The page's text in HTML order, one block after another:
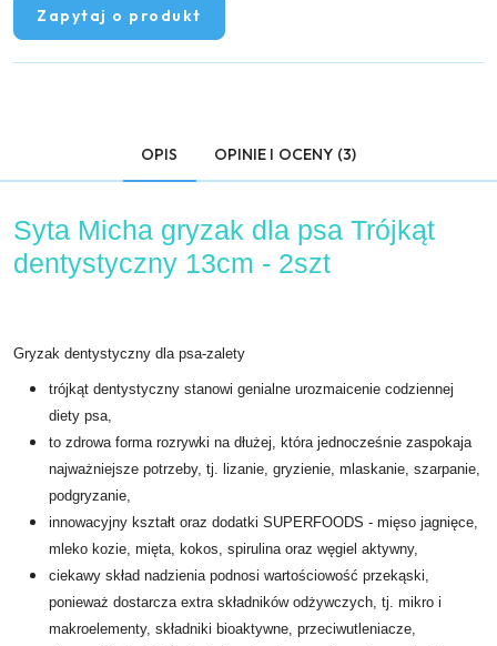
Zapytaj o produkt
OPIS OPINIE I OCENY (3)
Syta Micha gryzak dla psa Trójkąt
dentystyczny 13cm - 2szt
Gryzak dentystyczny dla psa-zalety
trójkąt dentystyczny stanowi genialne urozmaicenie codziennej
diety psa,
to zdrowa forma rozrywki na dłużej, która jednocześnie zaspokaja
najważniejsze potrzeby, tj. lizanie, gryzienie, mlaskanie, szarpanie,
podgryzanie,
innowacyjny kształt oraz dodatki SUPERFOODS - mięso jagnięce,
mleko kozie, mięta, kokos, spirulina oraz węgiel aktywny,
ciekawy skład nadzienia podnosi wartościowość przekąski,
ponieważ dostarcza extra składników odżywczych, tj. mikro i
makroelementy, składniki bioaktywne, przeciwutleniacze,